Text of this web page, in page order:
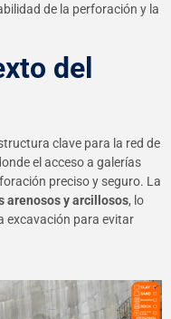
de la perforación y la
del
clave para la red de
el acceso a galerías
preciso y seguro. La
arenosos y arcillosos, lo
excavación para evitar